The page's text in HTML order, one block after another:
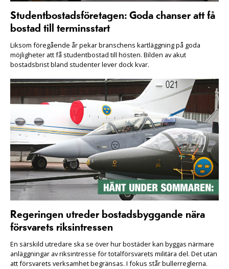
Studentbostadsföretagen: Goda chanser att få
bostad till terminsstart
Liksom föregående år pekar branschens kartläggning på goda
möjligheter att få studentbostad till hösten. Bilden av akut
bostadsbrist bland studenter lever dock kvar.
Regeringen utreder bostadsbyggande nära
försvarets riksintressen
En särskild utredare ska se över hur bostäder kan byggas närmare
anläggningar av riksintresse för totalförsvarets militära del. Det utan
att försvarets verksamhet begränsas. I fokus står bullerreglerna.